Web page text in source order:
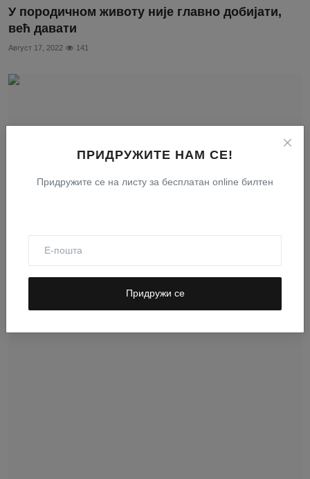
ПРИДРУЖИТЕ НАМ СЕ!
Придружите се на листу за бесплатан online билтен
Придружи се
У породичном животу није главно добијати,
већ давати
Август 17, 2022 141
Иза сваке Голготе се крије Васкрсење